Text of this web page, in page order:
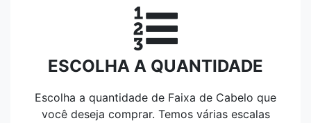
ESCOLHA A QUANTIDADE
Escolha a quantidade de Faixa de Cabelo que
você deseja comprar. Temos várias escalas